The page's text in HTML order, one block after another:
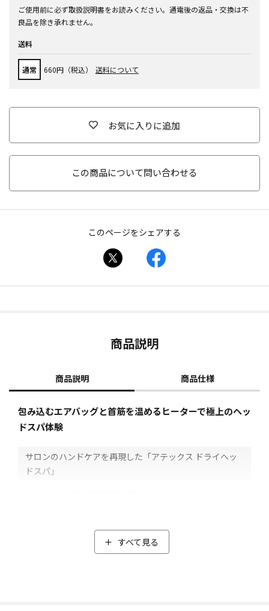
ご使用前に必ず取扱説明書をお読みください。通電後の返品・交換は不
良品を除き承れません。
送料
通常 660円（税込） 送料について
お気に入りに追加
この商品について問い合わせる
このページをシェアする
商品説明
商品説明 商品仕様
包み込むエアバッグと首筋を温めるヒーターで極上のヘッ
ドスパ体験
サロンのハンドケアを再現した「アテックス ドライヘッ
ドスパ」
すべて見る